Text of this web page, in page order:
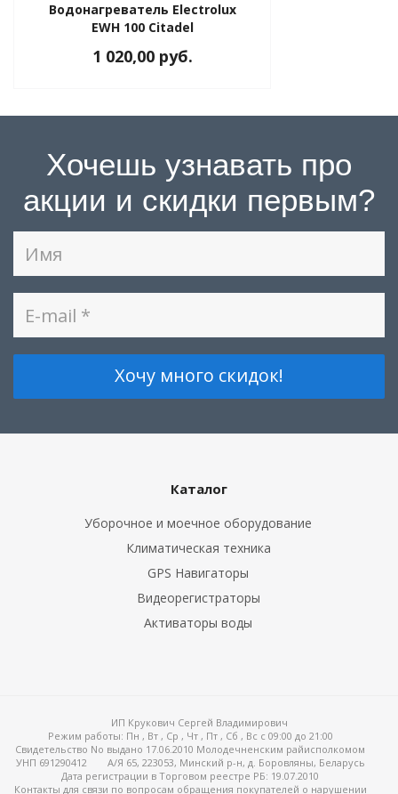
Водонагреватель Electrolux
EWH 100 Citadel
1 020,00 руб.
Хочешь узнавать про
акции и скидки первым?
Каталог
Уборочное и моечное оборудование
Климатическая техника
GPS Навигаторы
Видеорегистраторы
Активаторы воды
ИП Крукович Сергей Владимирович
Режим работы: Пн , Вт , Ср , Чт , Пт , Сб , Вс c 09:00 до 21:00
Свидетельство No выдано 17.06.2010 Молодечненским райисполкомом
УНП 691290412
А/Я 65, 223053, Минский р-н, д. Боровляны, Беларусь
Дата регистрации в Торговом реестре РБ: 19.07.2010
Контакты для связи по вопросам обращения покупателей о нарушении